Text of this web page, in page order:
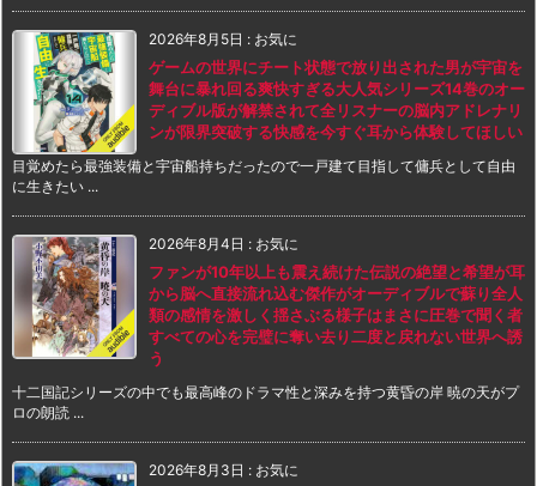
2026年8月5日 : お気に
ゲームの世界にチート状態で放り出された男が宇宙を
舞台に暴れ回る爽快すぎる大人気シリーズ14巻のオー
ディブル版が解禁されて全リスナーの脳内アドレナリ
ンが限界突破する快感を今すぐ耳から体験してほしい
目覚めたら最強装備と宇宙船持ちだったので一戸建て目指して傭兵として自由
に生きたい ...
2026年8月4日 : お気に
ファンが10年以上も震え続けた伝説の絶望と希望が耳
から脳へ直接流れ込む傑作がオーディブルで蘇り全人
類の感情を激しく揺さぶる様子はまさに圧巻で聞く者
すべての心を完璧に奪い去り二度と戻れない世界へ誘
う
十二国記シリーズの中でも最高峰のドラマ性と深みを持つ黄昏の岸 暁の天がプ
ロの朗読 ...
2026年8月3日 : お気に